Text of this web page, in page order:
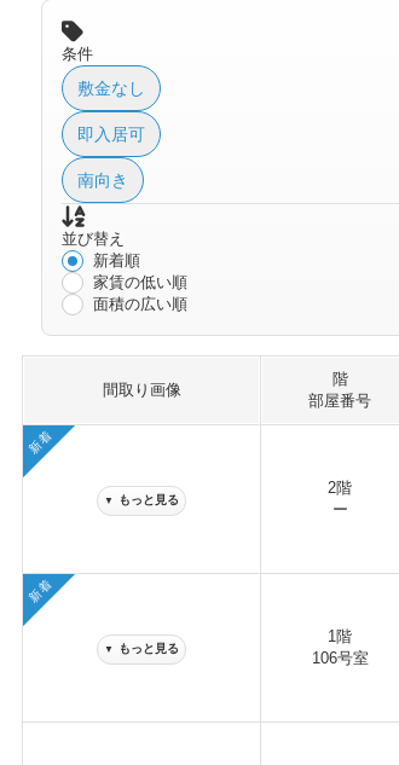
条件
敷金なし
即入居可
南向き
並び替え
新着順
家賃の低い順
面積の広い順
間取り画像
階
部屋番号
新着
▼ もっと見る
2階
ー
新着
▼ もっと見る
1階
106号室